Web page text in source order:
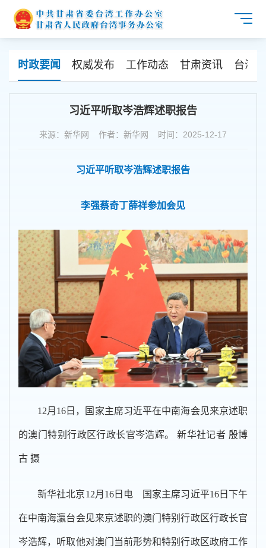
时政要闻 权威发布 工作动态 甘肃资讯 台海
习近平听取岑浩辉述职报告
来源：新华网 作者：新华网 时间：2025-12-17
习近平听取岑浩辉述职报告
李强蔡奇丁薛祥参加会见
12月16日，国家主席习近平在中南海会见来京述职
的澳门特别行政区行政长官岑浩辉。 新华社记者 殷博
古 摄
新华社北京12月16日电 国家主席习近平16日下午
在中南海瀛台会见来京述职的澳门特别行政区行政长官
岑浩辉，听取他对澳门当前形势和特别行政区政府工作